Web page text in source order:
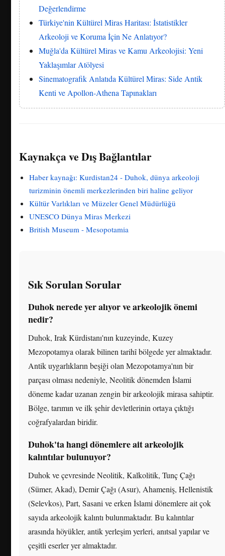
Değerlendirme
Türkiye'nin Kültürel Miras Haritası: İstatistikler
Arkeoloji ve Koruma İçin Ne Anlatıyor?
Muğla'da Kültürel Miras ve Kamu Arkeolojisi: Yeni
Yaklaşımlar Atölyesi
Sinematografik Anlatıda Kültürel Miras: Side Antik
Kenti ve Apollon-Athena Tapınakları
Kaynakça ve Dış Bağlantılar
Haber kaynağı: Kurdistan24 - Duhok, dünya arkeoloji
turizminin önemli merkezlerinden biri haline geliyor
Kültür Varlıkları ve Müzeler Genel Müdürlüğü
UNESCO Dünya Miras Merkezi
British Museum - Mesopotamia
Sık Sorulan Sorular
Duhok nerede yer alıyor ve arkeolojik önemi
nedir?
Duhok, Irak Kürdistanı'nın kuzeyinde, Kuzey
Mezopotamya olarak bilinen tarihî bölgede yer almaktadır.
Antik uygarlıkların beşiği olan Mezopotamya'nın bir
parçası olması nedeniyle, Neolitik dönemden İslami
döneme kadar uzanan zengin bir arkeolojik mirasa sahiptir.
Bölge, tarımın ve ilk şehir devletlerinin ortaya çıktığı
coğrafyalardan biridir.
Duhok'ta hangi dönemlere ait arkeolojik
kalıntılar bulunuyor?
Duhok ve çevresinde Neolitik, Kalkolitik, Tunç Çağı
(Sümer, Akad), Demir Çağı (Asur), Ahameniş, Hellenistik
(Selevkos), Part, Sasani ve erken İslami dönemlere ait çok
sayıda arkeolojik kalıntı bulunmaktadır. Bu kalıntılar
arasında höyükler, antik yerleşim yerleri, anıtsal yapılar ve
çeşitli eserler yer almaktadır.